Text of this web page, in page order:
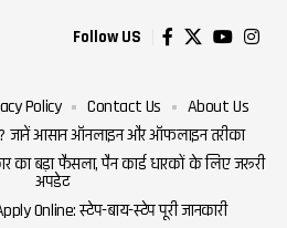
Follow US
Policy Contact Us
About Us
जानें आसान ऑनलाइन और ऑफलाइन तरीका
का बड़ा फैसला, पैन कार्ड धारकों के लिए जरूरी
अपडेट
Online: स्टेप-बाय-स्टेप पूरी जानकारी